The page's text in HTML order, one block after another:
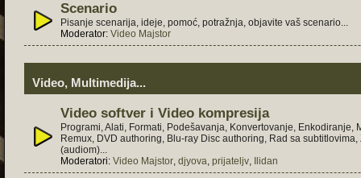
Scenario
Pisanje scenarija, ideje, pomoć, potražnja, objavite vaš scenario...
Moderator: Video Majstor
Video, Multimedija...
Video softver i Video kompresija
Programi, Alati, Formati, Podešavanja, Konvertovanje, Enkodiranje,
Remux, DVD authoring, Blu-ray Disc authoring, Rad sa subtitlovima,
(audiom)...
Moderatori: Video Majstor, djyova, prijateljv, Ilidan